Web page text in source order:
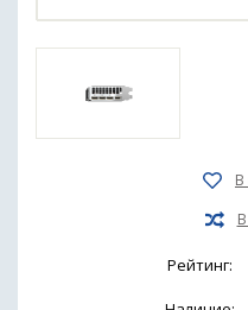
Рейтинг: